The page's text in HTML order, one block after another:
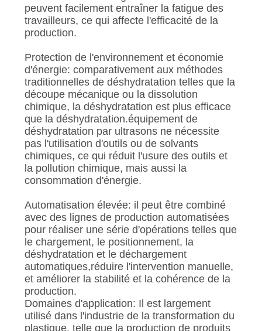
peuvent facilement entraîner la fatigue des
travailleurs, ce qui affecte l'efficacité de la
production.
Protection de l'environnement et économie
d'énergie: comparativement aux méthodes
traditionnelles de déshydratation telles que la
découpe mécanique ou la dissolution
chimique, la déshydratation est plus efficace
que la déshydratation.équipement de
déshydratation par ultrasons ne nécessite
pas l'utilisation d'outils ou de solvants
chimiques, ce qui réduit l'usure des outils et
la pollution chimique, mais aussi la
consommation d'énergie.
Automatisation élevée: il peut être combiné
avec des lignes de production automatisées
pour réaliser une série d'opérations telles que
le chargement, le positionnement, la
déshydratation et le déchargement
automatiques,réduire l'intervention manuelle,
et améliorer la stabilité et la cohérence de la
production.
Domaines d'application: Il est largement
utilisé dans l'industrie de la transformation du
plastique, telle que la production de produits